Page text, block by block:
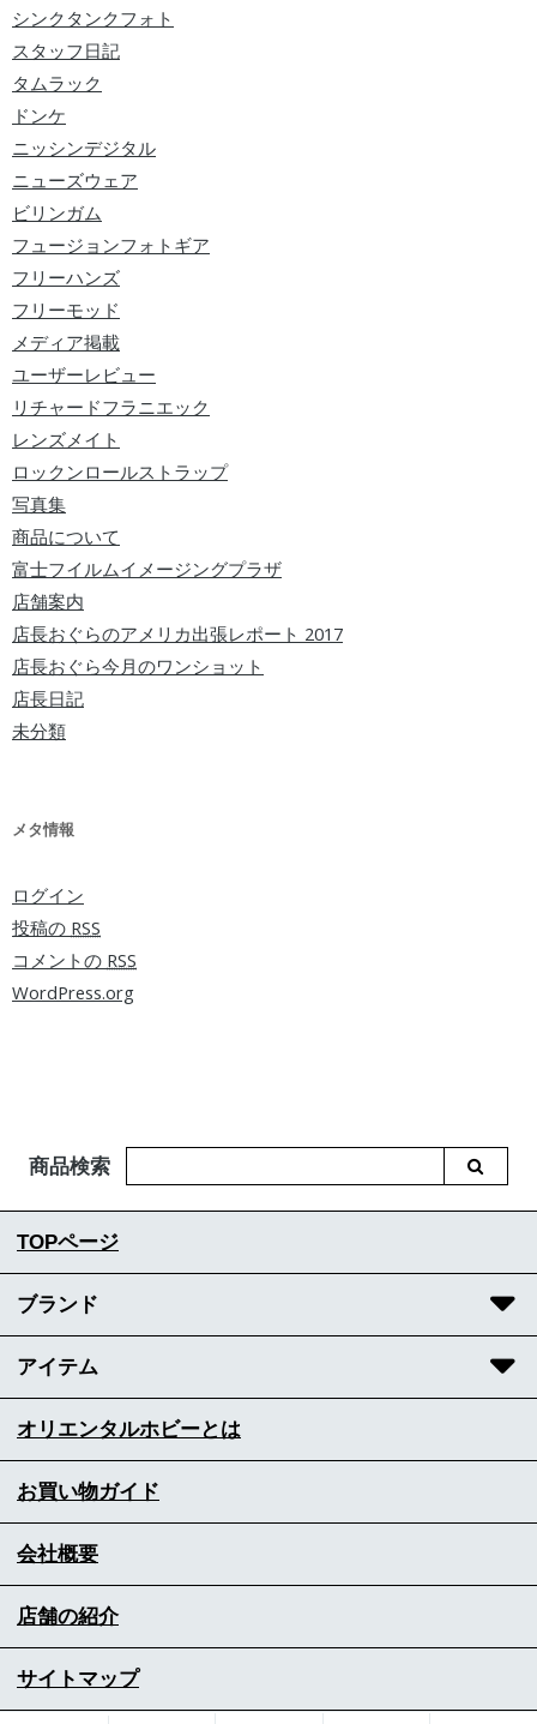
シンクタンクフォト
スタッフ日記
タムラック
ドンケ
ニッシンデジタル
ニューズウェア
ビリンガム
フュージョンフォトギア
フリーハンズ
フリーモッド
メディア掲載
ユーザーレビュー
リチャードフラニエック
レンズメイト
ロックンロールストラップ
写真集
商品について
富士フイルムイメージングプラザ
店舗案内
店長おぐらのアメリカ出張レポート 2017
店長おぐら今月のワンショット
店長日記
未分類
メタ情報
ログイン
投稿の RSS
コメントの RSS
WordPress.org
商品検索
TOPページ
ブランド
アイテム
オリエンタルホビーとは
お買い物ガイド
会社概要
店舗の紹介
サイトマップ